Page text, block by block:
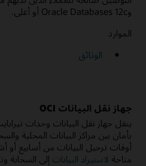
وOracle Databases 12c أو أعلى.
الموارد
الوثائق
جهاز نقل البيانات OCI
ينقل جهاز نقل البيانات وحدات
بأمان بين مراكز البيانات المحلية
أوقات ترحيل البيانات من أسابيع
متاحة لاستيراد البيانات إلى السحابة و